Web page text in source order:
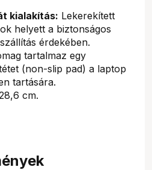
kialakítás: Lekerekített
helyett a biztonságos
érdekében.
tartalmaz egy
(non-slip pad) a laptop
tartására.
cm.